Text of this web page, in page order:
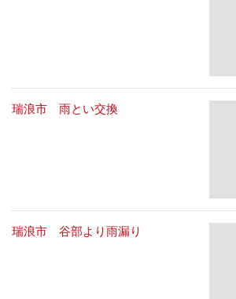
瑞浪市 雨とい交換
瑞浪市 谷部より雨漏り